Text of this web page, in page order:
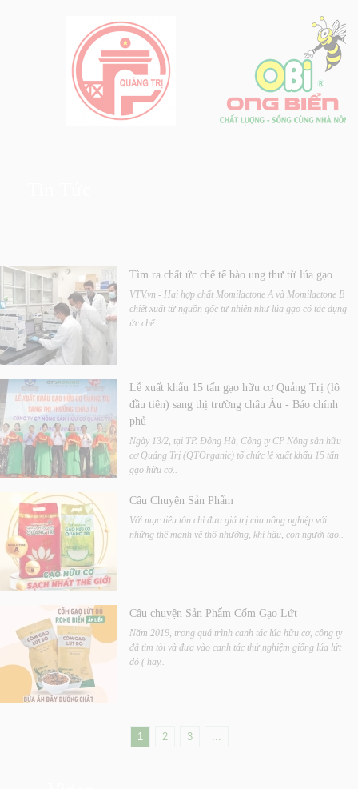
Tìm ra chất ức chế tế bào ung thư từ lúa gạo
VTV.vn - Hai hợp chất Momilactone A và Momilactone B
chiết xuất từ nguồn gốc tự nhiên như lúa gạo có tác dụng
ức chế..
Lễ xuất khẩu 15 tấn gạo hữu cơ Quảng Trị (lô
đầu tiên) sang thị trường châu Âu - Báo chính
phủ
Ngày 13/2, tại TP. Đông Hà, Công ty CP Nông sản hữu
cơ Quảng Trị (QTOrganic) tổ chức lễ xuất khẩu 15 tấn
gạo hữu cơ..
Câu Chuyện Sản Phẩm
Với mục tiêu tôn chỉ đưa giá trị của nông nghiệp với
những thế mạnh về thổ nhưỡng, khí hậu, con người tạo..
Câu chuyện Sản Phẩm Cốm Gạo Lứt
Năm 2019, trong quá trình canh tác lúa hữu cơ, công ty
đã tìm tòi và đưa vào canh tác thử nghiệm giống lúa lứt
đỏ ( hay..
1 2 3